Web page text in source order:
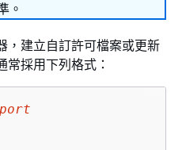
。
，建立自訂許可檔案或更新
採用下列格式：